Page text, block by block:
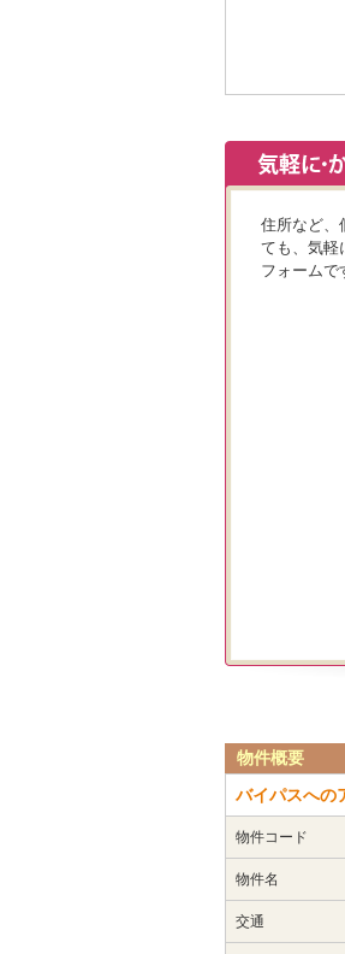
物件概要
バイパスへの
物件コード
物件名
交通